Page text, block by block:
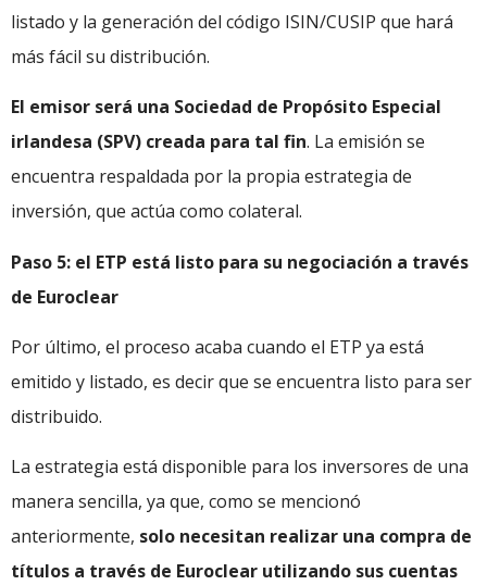
listado y la generación del código ISIN/CUSIP que hará
más fácil su distribución.
El emisor será una Sociedad de Propósito Especial
irlandesa (SPV) creada para tal fin. La emisión se
encuentra respaldada por la propia estrategia de
inversión, que actúa como colateral.
Paso 5: el ETP está listo para su negociación a través
de Euroclear
Por último, el proceso acaba cuando el ETP ya está
emitido y listado, es decir que se encuentra listo para ser
distribuido.
La estrategia está disponible para los inversores de una
manera sencilla, ya que, como se mencionó
anteriormente, solo necesitan realizar una compra de
títulos a través de Euroclear utilizando sus cuentas